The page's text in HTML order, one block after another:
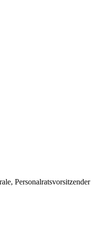
Personalratsvorsitzender